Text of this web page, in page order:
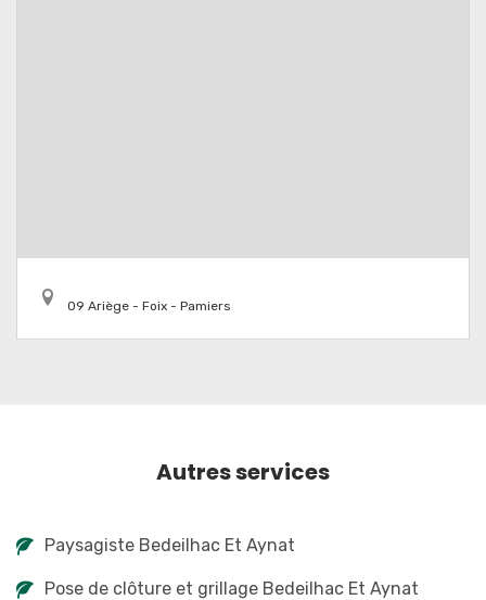
09 Ariège - Foix - Pamiers
Autres services
Paysagiste Bedeilhac Et Aynat
Pose de clôture et grillage Bedeilhac Et Aynat